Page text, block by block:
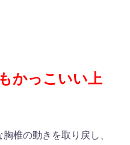
かっこいい上
椎の動きを取り戻し、